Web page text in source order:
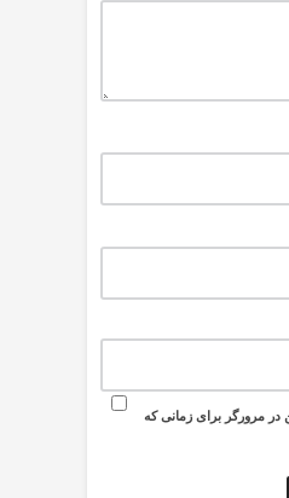
در مرورگر برای زمانی که